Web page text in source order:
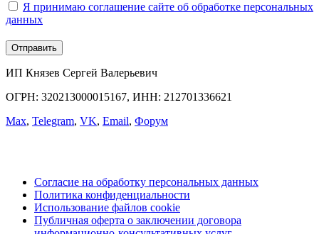
Я принимаю соглашение сайте об обработке персональных
данных
ИП Князев Сергей Валерьевич
ОГРН: 320213000015167, ИНН: 212701336621
Max, Telegram, VK, Email, Форум
Согласие на обработку персональных данных
Политика конфиденциальности
Использование файлов cookie
Публичная оферта о заключении договора